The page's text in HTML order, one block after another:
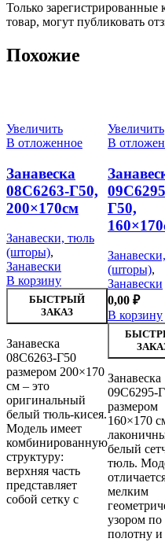
Только
товар, могут публиковать
Похожие
Увеличить
В отложенное
Занавеска
08С6263-Г50,
200×170см
Занавески, тюль
(шторы),
Занавески
В корзину
БЫСТРЫЙ
ЗАКАЗ
Занавеска
08С6263-Г50
размером 200×170
см – это
оригинальный
белый тюль-кисея.
Модель имеет
комбинированную
структуру:
верхняя часть
представляет
собой сетку с
Увеличить
В
Г50,
(шторы),
Занавески
0,00 ₽
В корзину
Занавеска
09С6295-
размером
160×170
белый
тюль.
мелким
узором по
полотну и